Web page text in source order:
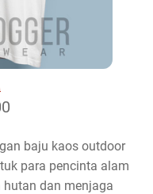
baju kaos outdoor
para pencinta alam
dan menjaga